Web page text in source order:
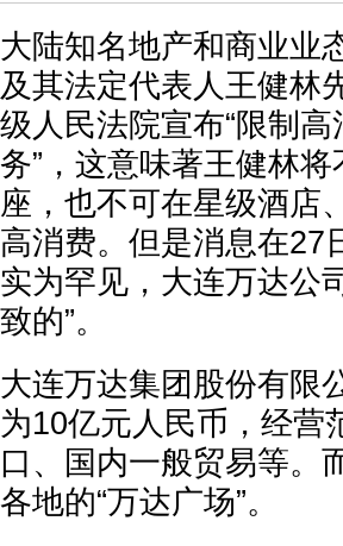
大陆知名地产和商业业
及其法定代表人王健林
级人民法院宣布“限制
务”，这意味著王健林
座，也不可在星级酒店
高消费。但是消息在27
实为罕见，大连万达公
致的”。
大连万达集团股份有限
为10亿元人民币，经营
口、国内一般贸易等。
各地的“万达广场”。